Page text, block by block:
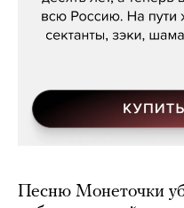
Песню Монеточки